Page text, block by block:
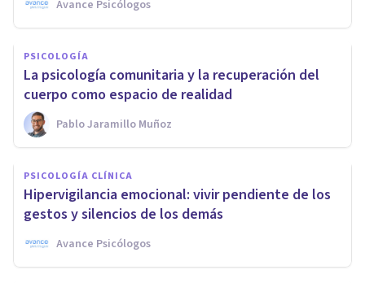
Avance Psicólogos
PSICOLOGÍA
La psicología comunitaria y la recuperación del
cuerpo como espacio de realidad
Pablo Jaramillo Muñoz
PSICOLOGÍA CLÍNICA
Hipervigilancia emocional: vivir pendiente de los
gestos y silencios de los demás
Avance Psicólogos